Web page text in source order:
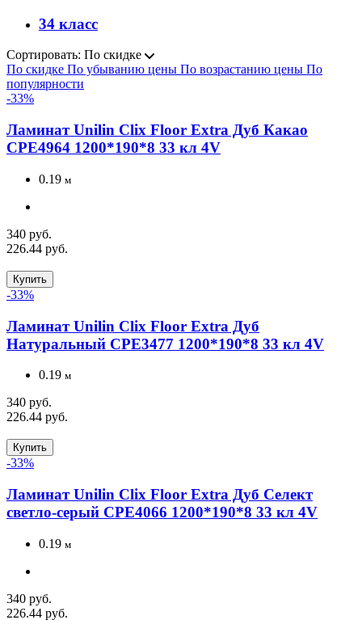
34 класс
Сортировать: По скидке
По скидке По убыванию цены По возрастанию цены По
популярности
-33%
Ламинат Unilin Clix Floor Extra Дуб Какао
CPE4964 1200*190*8 33 кл 4V
0.19 м
340 руб.
226.44 руб.
Купить
-33%
Ламинат Unilin Clix Floor Extra Дуб
Натуральный CPE3477 1200*190*8 33 кл 4V
0.19 м
340 руб.
226.44 руб.
Купить
-33%
Ламинат Unilin Clix Floor Extra Дуб Селект
светло-серый CPE4066 1200*190*8 33 кл 4V
0.19 м
340 руб.
226.44 руб.